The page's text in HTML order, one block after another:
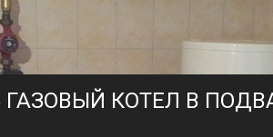
ГАЗОВЫЙ КОТЕЛ В